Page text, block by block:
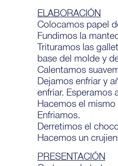
ELABORACIÓN
Colocamos papel
Fundimos la
Trituramos las
base del molde y
Calentamos
Dejamos enfriar y
enfriar. Esperamos
Hacemos el
Enfriamos.
Derretimos el
Hacemos un
PRESENTACIÓN